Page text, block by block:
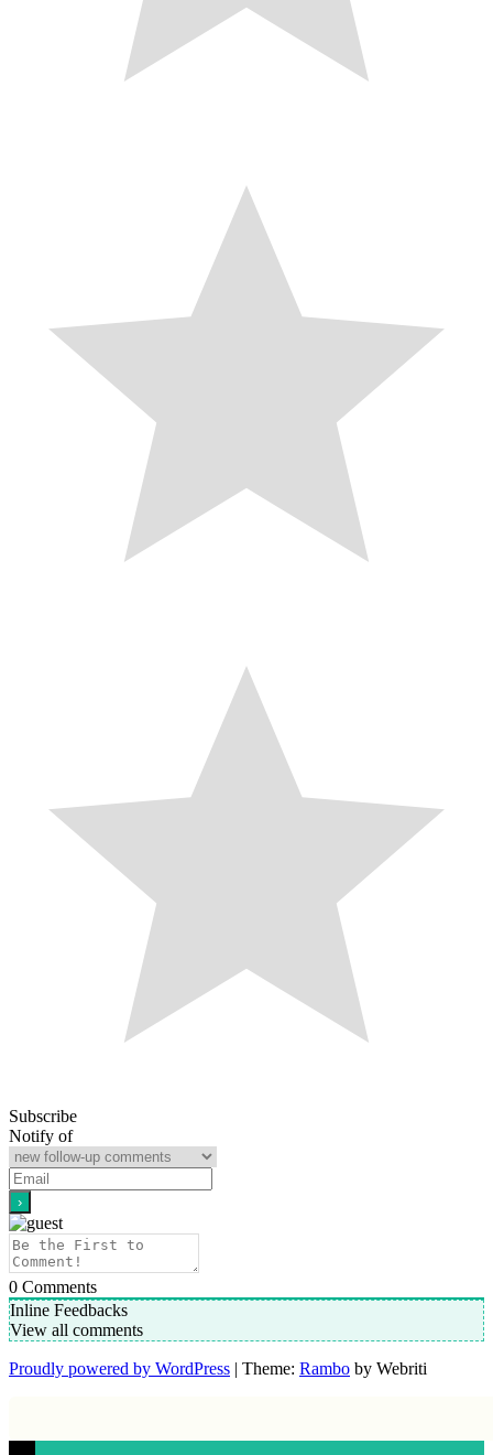
Subscribe
Notify of
0 Comments
Inline Feedbacks
View all comments
Proudly powered by WordPress | Theme: Rambo by Webriti